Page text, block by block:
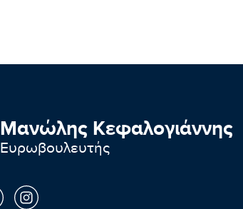
Μανώλης Κεφαλογιάννης
Ευρωβουλευτής